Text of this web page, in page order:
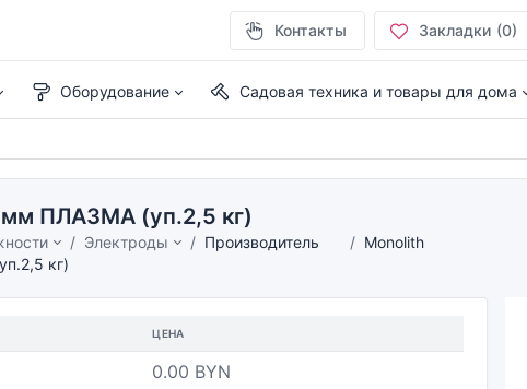
Контакты Закладки (0)
Оборудование Садовая техника и товары для дома
ПЛАЗМА (уп.2,5 кг)
Электроды Производитель
Monolith
кг)
ЦЕНА
0.00 BYN